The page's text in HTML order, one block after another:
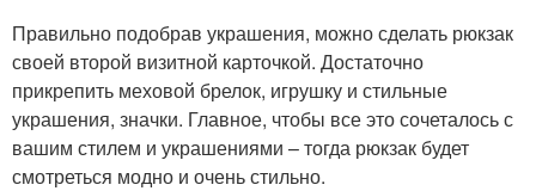
Правильно подобрав украшения, можно сделать рюкзак
своей второй визитной карточкой. Достаточно
прикрепить меховой брелок, игрушку и стильные
украшения, значки. Главное, чтобы все это сочеталось с
вашим стилем и украшениями – тогда рюкзак будет
смотреться модно и очень стильно.